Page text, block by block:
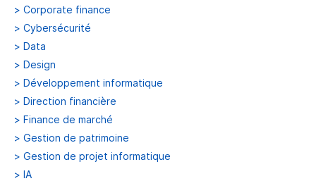
> Corporate finance
> Cybersécurité
> Data
> Design
> Développement informatique
> Direction financière
> Finance de marché
> Gestion de patrimoine
> Gestion de projet informatique
> IA